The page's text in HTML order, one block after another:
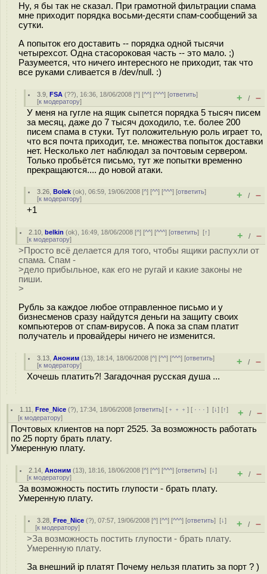
Ну, я бы так не сказал. При грамотной фильтрации спама
мне приходит порядка восьми-десяти спам-сообщений за
сутки.
А попыток его доставить -- порядка одной тысячи
четырехсот. Одна стасороковая часть -- это мало. ;)
Разумеется, что ничего интересного не приходит, так что
все руками сливается в /dev/null. :)
3.9 ,FSA (??), 16:36, 18/06/2008 [^] [^^] [^^^] [ответить]
[к модератору] + / –
У меня на гугле на ящик сыпется порядка 5 тысяч писем
за месяц, даже до 7 тысяч доходило, т.е. более 200
писем спама в стуки. Тут положительную роль играет то,
что вся почта приходит, т.е. множества попыток доставки
нет. Несколько лет наблюдал за почтовым сервером.
Только пробьётся письмо, тут же попытки временно
прекращаются.... до новой атаки.
3.26 ,Bolek (ok), 06:59, 19/06/2008 [^] [^^] [^^^] [ответить]
[к модератору] + / –
+1
2.10 ,belkin (ok), 16:49, 18/06/2008 [^] [^^] [^^^] [ответить][↑]
[к модератору] + / –
>Просто всё делается для того, чтобы ящики распухли от
спама. Спам -
>дело прибыльное, как его не ругай и какие законы не
пиши.
>
Рубль за каждое любое отправленное письмо и у
бизнесменов сразу найдутся деньги на защиту своих
компьютеров от спам-вирусов. А пока за спам платит
получатель и провайдеры ничего не изменится.
3.13 ,Аноним (13), 18:14, 18/06/2008 [^] [^^] [^^^] [ответить]
[к модератору] + / –
Хочешь платить?! Загадочная русская душа ...
1.11 ,Free_Nice (?), 17:34, 18/06/2008 [ответить] [ ﹢﹢﹢] [ · · ·][↓] [↑]
[к модератору] + / –
Почтовых клиентов на порт 2525. За возможность работать
по 25 порту брать плату.
Умеренную плату.
2.14 ,Аноним (13), 18:16, 18/06/2008 [^] [^^] [^^^] [ответить][↓]
[к модератору] + / –
За возможность постить глупости - брать плату.
Умеренную плату.
3.28 ,Free_Nice (?), 07:57, 19/06/2008 [^] [^^] [^^^] [ответить][↓]
[к модератору] + / –
>За возможность постить глупости - брать плату.
Умеренную плату.
За внешний ip платят Почему нельзя платить за порт ? )